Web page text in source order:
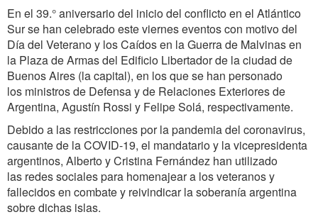
En el 39.° aniversario del inicio del conflicto en el Atlántico
Sur se han celebrado este viernes eventos con motivo del
Día del Veterano y los Caídos en la Guerra de Malvinas en
la Plaza de Armas del Edificio Libertador de la ciudad de
Buenos Aires (la capital), en los que se han personado
los ministros de Defensayde Relaciones Exterioresde
Argentina, Agustín Rossi y Felipe Solá, respectivamente.
Debido a las restricciones por la pandemia del coronavirus,
causante de la COVID-19, el mandatario y la vicepresidenta
argentinos, Alberto y Cristina Fernández han utilizado
las redes sociales para homenajear a los veteranos y
fallecidos en combate y reivindicar la soberanía argentina
sobre dichas islas.